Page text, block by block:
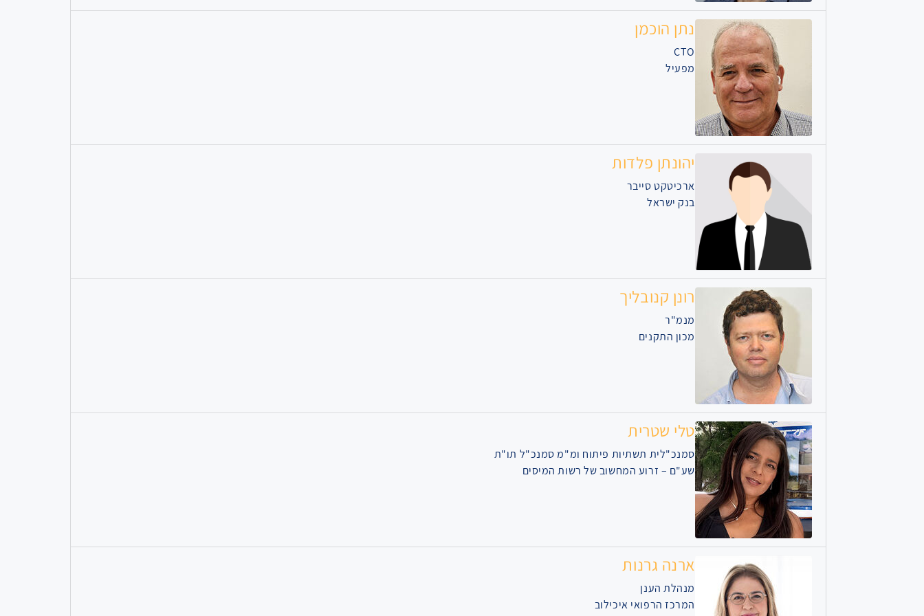
נתן הוכמן
CTO
מפעיל
יהונתן פלדות
ארכיטקט סייבר
בנק ישראל
רונן קנובליך
מנמ"ר
מכון התקנים
טלי שטרית
סמנכ"לית תשתיות פיתוח ומ"מ סמנכ"ל תו"ת
שע"ם – זרוע המחשוב של רשות המיסים
ארנה גרנות
מנהלת הענן
המרכז הרפואי איכילוב